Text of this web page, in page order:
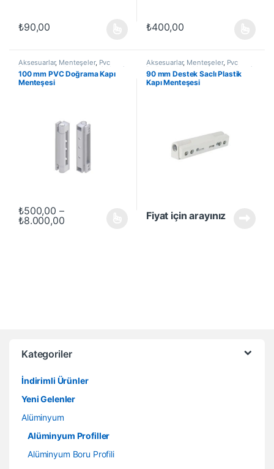
₺90,00
Bu ürünün birden fazla varyasyonu var. Seçenekler ürün
₺400,00
Bu ürünün birden fazla
Aksesuarlar, Menteşeler, Pvc
Doğrama Kapı Menteşeleri, Yapı /
İnşaat Ürünleri
100 mm PVC Doğrama Kapı
Menteşesi
₺500,00 –
₺8.000,00Fiyat aralığı: ₺500,00 - ₺8.000,00
Bu ürünün birden fazla varyasyonu var. Seçenekler ürün
Aksesuarlar, Menteşeler, Pvc
Doğrama Kapı Menteşeleri Yapı /
İnşaat Ürünleri
90 mm Destek Saclı Plastik
Kapı Menteşesi
Fiyat için arayınız
Kategoriler
İndirimli Ürünler
Yeni Gelenler
Alüminyum
Alüminyum Profiller
Alüminyum Boru Profili